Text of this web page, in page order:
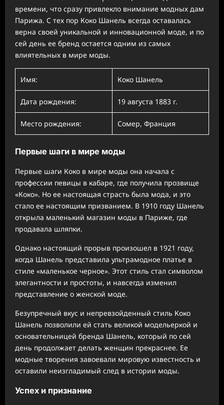
времени, что сразу привлекло внимание модных дам
Парижа. С тех пор Коко Шанель всегда оставалась
верна своей уникальной и инновационной моде, и по
сей день ее бренд остается одним из самых
влиятельных в мире моды.
Имя: Коко Шанель
Дата рождения: 19 августа 1883 г.
Место рождения: Сомер, Франция
Первые шаги в мире моды
Первые шаги Коко в мире моды она начала с
профессии певицы в кабаре, где получила прозвище
«Коко». Но ее настоящая страсть была мода, и это
стало ее настоящим призванием. В 1910 году Шанель
открыла маленький магазин моды в Париже, где
продавала шляпки.
Однако настоящий прорыв произошел в 1921 году,
когда Шанель представила ультрамодное платье в
стиле «маленькое черное». Этот стиль стал символом
элегантности и простоты, и навсегда изменил
представление о женской моде.
Безупречный вкус и непревзойденный стиль Коко
Шанель позволили ей стать великой модельеркой и
основательницей бренда Шанель, который по сей
день продолжает делать женщин прекраснее. Ее
модные творения завоевали мировую известность и
оставили неизгладимый след в истории моды.
Успех и признание